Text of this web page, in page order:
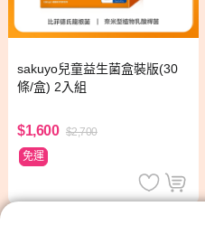
sakuyo兒童益生菌盒裝版(30
條/盒) 2入組
$1,600 $2,700
免運